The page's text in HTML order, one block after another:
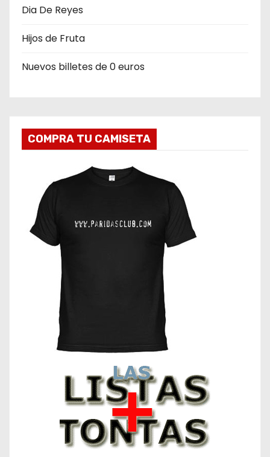
Dia De Reyes
Hijos de Fruta
Nuevos billetes de 0 euros
COMPRA TU CAMISETA